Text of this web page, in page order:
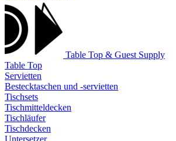
Table Top & Guest Supply
Table Top
Servietten
Bestecktaschen und -servietten
Tischsets
Tischmitteldecken
Tischläufer
Tischdecken